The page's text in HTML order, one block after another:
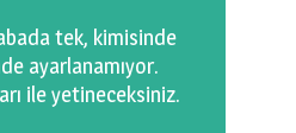
tek, kimisinde
ayarlanamıyor.
ile yetineceksiniz.